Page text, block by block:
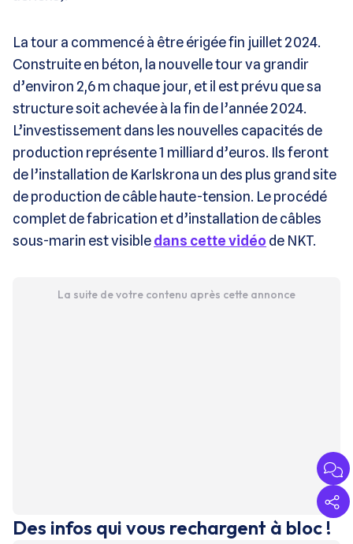
La tour a commencé à être érigée fin juillet 2024.
Construite en béton, la nouvelle tour va grandir
d’environ 2,6 m chaque jour, et il est prévu que sa
structure soit achevée à la fin de l’année 2024.
L’investissement dans les nouvelles capacités de
production représente 1 milliard d’euros. Ils feront
de l’installation de Karlskrona un des plus grand site
de production de câble haute-tension. Le procédé
complet de fabrication et d’installation de câbles
sous-marin est visibledans cette vidéo de NKT.
La suite de votre contenu après cette annonce
Des infos qui vous rechargent à bloc !